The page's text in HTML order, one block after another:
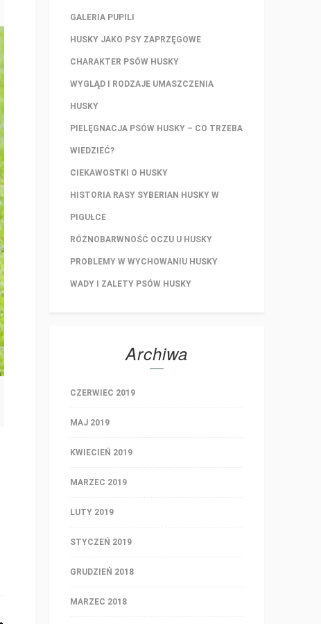
GALERIA PUPILI
HUSKY JAKO PSY ZAPRZĘGOWE
CHARAKTER PSÓW HUSKY
WYGLĄD I RODZAJE UMASZCZENIA
HUSKY
PIELĘGNACJA PSÓW HUSKY – CO TRZEBA
WIEDZIEĆ?
CIEKAWOSTKI O HUSKY
HISTORIA RASY SYBERIAN HUSKY W
PIGUŁCE
RÓŻNOBARWNOŚĆ OCZU U HUSKY
PROBLEMY W WYCHOWANIU HUSKY
WADY I ZALETY PSÓW HUSKY
Archiwa
CZERWIEC 2019
MAJ 2019
KWIECIEŃ 2019
MARZEC 2019
LUTY 2019
STYCZEŃ 2019
GRUDZIEŃ 2018
MARZEC 2018